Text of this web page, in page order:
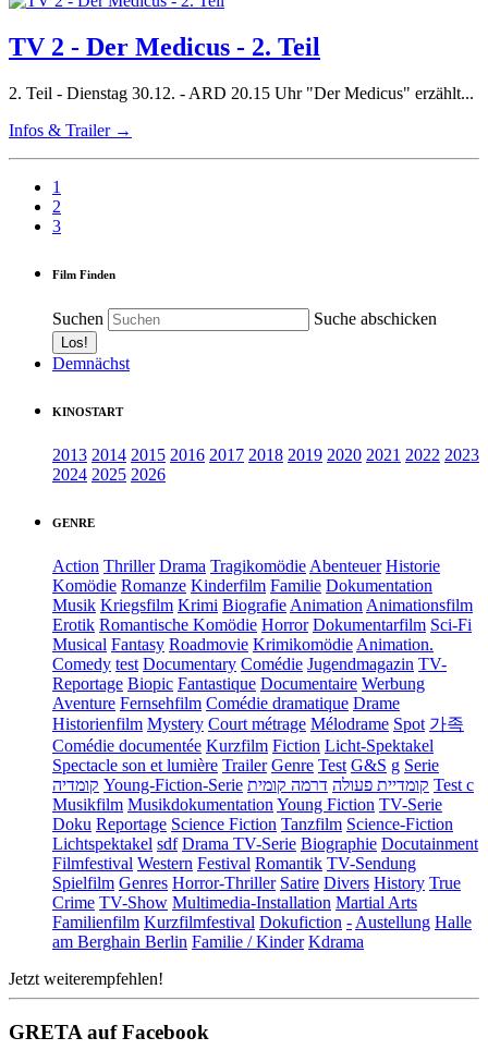
TV 2 - Der Medicus - 2. Teil
2. Teil - Dienstag 30.12. - ARD 20.15 Uhr "Der Medicus" erzählt...
Infos & Trailer →
1
2
3
Film Finden
Suchen Suche abschicken
Demnächst
KINOSTART
2013 2014 2015 2016 2017 2018 2019 2020 2021 2022 2023
2024 2025 2026
GENRE
Action Thriller Drama Tragikomödie Abenteuer Historie
Komödie Romanze Kinderfilm Familie Dokumentation
Musik Kriegsfilm Krimi Biografie Animation Animationsfilm
Erotik Romantische Komödie Horror Dokumentarfilm Sci-Fi
Musical Fantasy Roadmovie Krimikomödie Animation.
Comedy test Documentary Comédie Jugendmagazin TV-
Reportage Biopic Fantastique Documentaire Werbung
Aventure Fernsehfilm Comédie dramatique Drame
Historienfilm Mystery Court métrage Mélodrame Spot 가족
Comédie documentée Kurzfilm Fiction Licht-Spektakel
Spectacle son et lumière Trailer Genre Test G&S g Serie
קומדיה Young-Fiction-Serie קומדיית פעולה דרמה קומית
Test c
Musikfilm Musikdokumentation Young Fiction TV-Serie
Doku Reportage Science Fiction Tanzfilm Science-Fiction
Lichtspektakel sdf Drama TV-Serie Biographie Docutainment
Filmfestival Western Festival Romantik TV-Sendung
Spielfilm Genres Horror-Thriller Satire Divers History True
Crime TV-Show Multimedia-Installation Martial Arts
Familienfilm Kurzfilmfestival Dokufiction - Austellung Halle
am Berghain Berlin Familie / Kinder Kdrama
Jetzt weiterempfehlen!
GRETA auf Facebook